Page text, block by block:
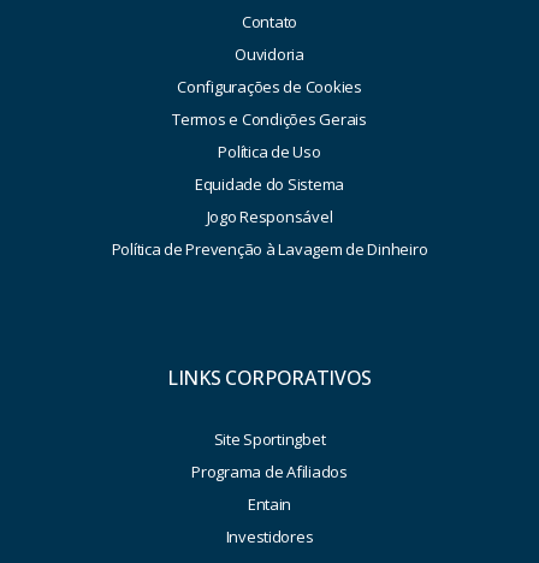
Contato
Ouvidoria
Configurações de Cookies
Termos e Condições Gerais
Política de Uso
Equidade do Sistema
Jogo Responsável
Política de Prevenção à Lavagem de Dinheiro
LINKS CORPORATIVOS
Site Sportingbet
Programa de Afiliados
Entain
Investidores